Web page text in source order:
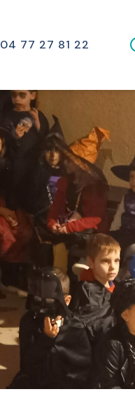
04 77 27 81 22